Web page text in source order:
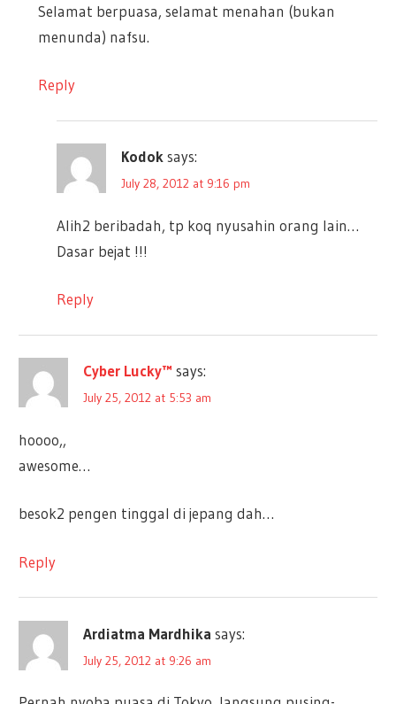
Selamat berpuasa, selamat menahan (bukan
menunda) nafsu.
Reply
Kodok says:
July 28, 2012 at 9:16 pm
Alih2 beribadah, tp koq nyusahin orang lain…
Dasar bejat !!!
Reply
Cyber Lucky™ says:
July 25, 2012 at 5:53 am
hoooo,,
awesome…
besok2 pengen tinggal di jepang dah…
Reply
Ardiatma Mardhika says:
July 25, 2012 at 9:26 am